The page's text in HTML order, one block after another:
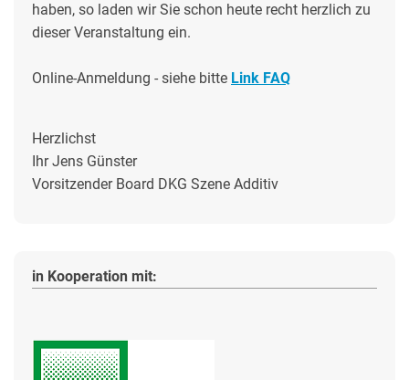
haben, so laden wir Sie schon heute recht herzlich zu
dieser Veranstaltung ein.
Online-Anmeldung - siehe bitte Link FAQ
Herzlichst
Ihr Jens Günster
Vorsitzender Board DKG Szene Additiv
in Kooperation mit: